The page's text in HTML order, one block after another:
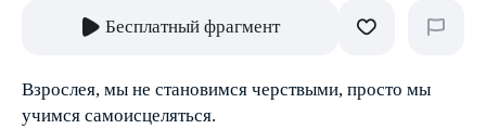
Бесплатный фрагмент
Взрослея, мы не становимся черствыми, просто мы
учимся самоисцеляться.